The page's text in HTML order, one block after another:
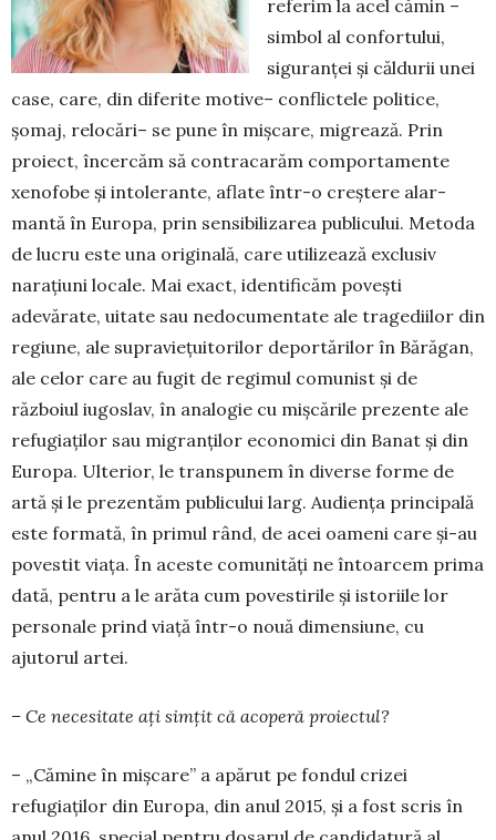
referim la acel cămin –
simbol al confortului,
siguranței și căldurii unei
case, care, din diferite motive– conflictele politice,
șomaj, relocări– se pune în mișcare, migrează. Prin
proiect, încercăm să contracarăm comportamente
xenofobe și intolerante, aflate într-o creștere alar­
mantă în Europa, prin sensibilizarea publicului. Metoda
de lucru este una originală, care uti­li­zează exclusiv
narațiuni locale. Mai exact, iden­tificăm povești
adevărate, uitate sau nedocu­men­tate ale tra­gediilor din
regiune, ale supraviețui­torilor depor­tărilor în Bărăgan,
ale celor care au fu­git de regi­mul comunist și de
războiul iugoslav, în analogie cu mișcările prezente ale
refugiaților sau mi­gran­ților economici din Banat și din
Europa. Ulterior, le transpunem în diverse forme de
artă și le pre­zentăm publicului larg. Audiența principală
es­te formată, în primul rând, de acei oameni care și-au
povestit viața. În aceste comunități ne întoar­cem prima
dată, pentru a le arăta cum povestirile și is­toriile lor
personale prind viață într-o nouă dimen­siune, cu
ajutorul artei.
– Ce necesitate ați simțit că acoperă proiectul?
– „Cămine în mișcare” a apărut pe fondul crizei
refugiaților din Europa, din anul 2015, și a fost scris în